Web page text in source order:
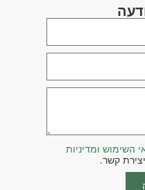
השימוש ומדיניות
קשר.